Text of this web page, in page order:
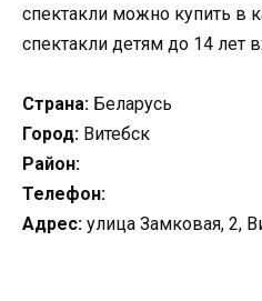
спектакли можно купить в
спектакли детям до 14 лет
Страна: Беларусь
Город: Витебск
Район:
Телефон:
Адрес: улица Замковая, 2,